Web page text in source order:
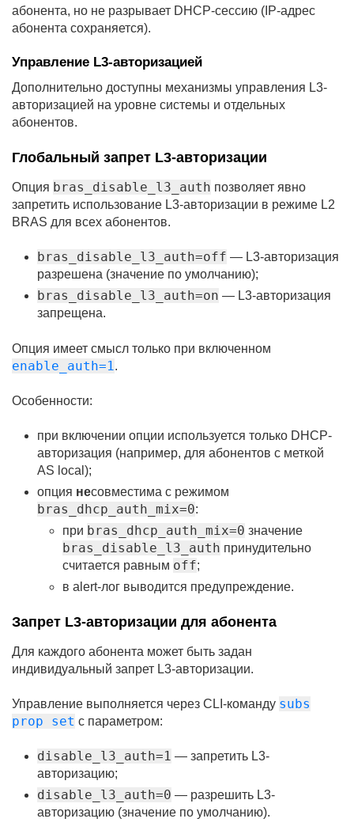
абонента, но не разрывает DHCP-сессию (IP-адрес
абонента сохраняется).
Управление L3-авторизацией
Дополнительно доступны механизмы управления L3-
авторизацией на уровне системы и отдельных
абонентов.
Глобальный запрет L3-авторизации
Опция bras_disable_l3_auth позволяет явно
запретить использование L3-авторизации в режиме L2
BRAS для всех абонентов.
bras_disable_l3_auth=off — L3-авторизация
разрешена (значение по умолчанию);
bras_disable_l3_auth=on — L3-авторизация
запрещена.
Опция имеет смысл только при включенном
enable_auth=1 .
Особенности:
при включении опции используется только DHCP-
авторизация (например, для абонентов с меткой
AS local);
опция несовместима с режимом
bras_dhcp_auth_mix=0:
при bras_dhcp_auth_mix=0 значение
bras_disable_l3_auth принудительно
считается равным off;
в alert-лог выводится предупреждение.
Запрет L3-авторизации для абонента
Для каждого абонента может быть задан
индивидуальный запрет L3-авторизации.
Управление выполняется через CLI-команду subs
prop set с параметром:
disable_l3_auth=1 — запретить L3-
авторизацию;
disable_l3_auth=0 — разрешить L3-
авторизацию (значение по умолчанию).